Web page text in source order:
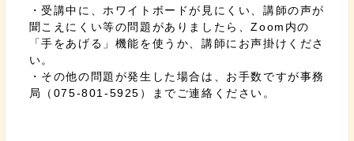
・受講中に、ホワイトボードが見にくい、講師の声が
聞こえにくい等の問題がありましたら、Zoom内の
「手をあげる」機能を使うか、講師にお声掛けくださ
い。
・その他の問題が発生した場合は、お手数ですが事務
局（075-801-5925）までご連絡ください。